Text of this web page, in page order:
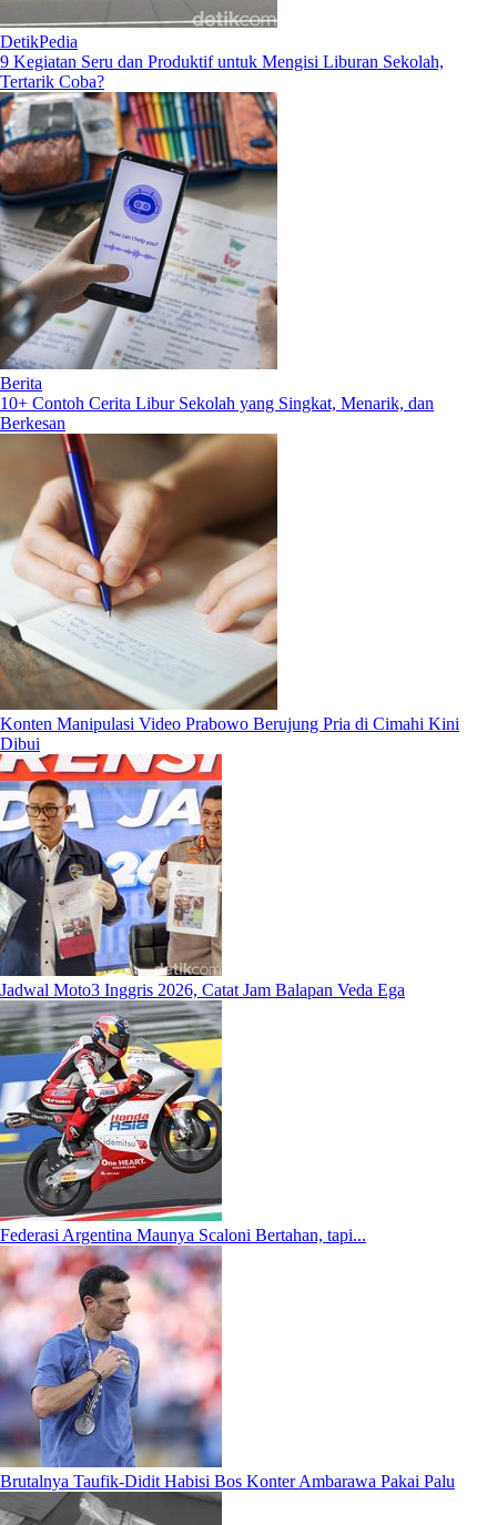
DetikPedia
9 Kegiatan Seru dan Produktif untuk Mengisi Liburan Sekolah,
Tertarik Coba?
Berita
10+ Contoh Cerita Libur Sekolah yang Singkat, Menarik, dan
Berkesan
Konten Manipulasi Video Prabowo Berujung Pria di Cimahi Kini
Dibui
Jadwal Moto3 Inggris 2026, Catat Jam Balapan Veda Ega
Federasi Argentina Maunya Scaloni Bertahan, tapi...
Brutalnya Taufik-Didit Habisi Bos Konter Ambarawa Pakai Palu